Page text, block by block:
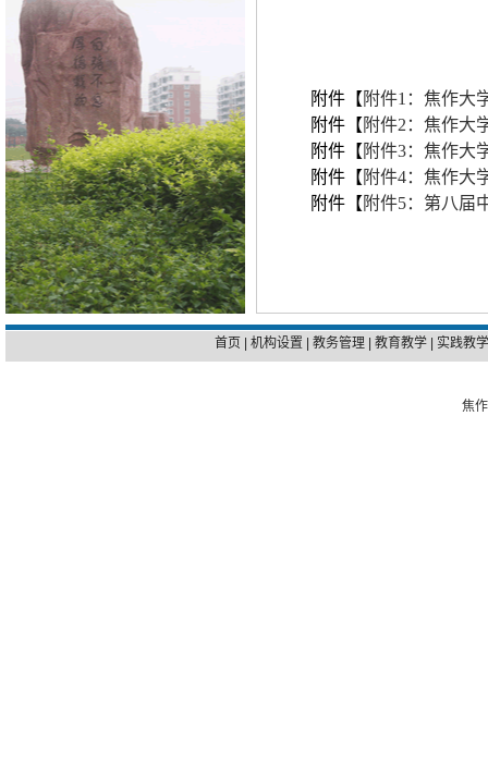
附件【 附件1：焦作大
附件【 附件2：焦作大
附件【 附件3：焦作大
附件【 附件4：焦作大
附件【 附件5：第八届
首页 机构设置 教务管理 教育教学 实践教
焦